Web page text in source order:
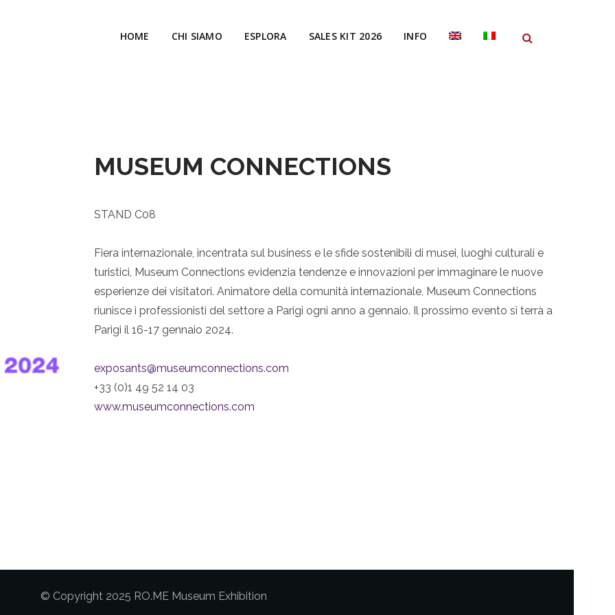
HOME CHI SIAMO ESPLORA SALES KIT 2026 INFO
MUSEUM CONNECTIONS
STAND C08
Fiera internazionale, incentrata sul business e le sfide sostenibili di musei, luoghi culturali e
turistici, Museum Connections evidenzia tendenze e innovazioni per immaginare le nuove
esperienze dei visitatori. Animatore della comunità internazionale, Museum Connections
riunisce i professionisti del settore a Parigi ogni anno a gennaio. Il prossimo evento si terrà a
Parigi il 16-17 gennaio 2024.
exposants@museumconnections.com
+33 (0)1 49 52 14 03
www.museumconnections.com
© Copyright 2025 RO.ME Museum Exhibition